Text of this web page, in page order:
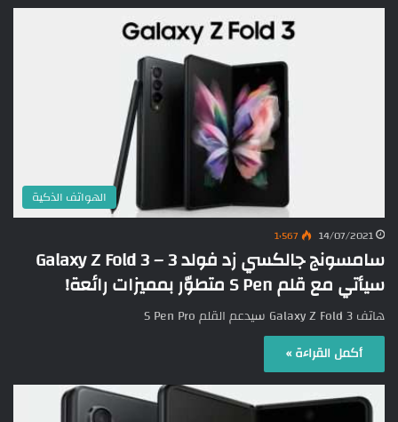
الهواتف الذكية
14/07/2021 1٬567
سامسونج جالكسي زد فولد 3 – Galaxy Z Fold 3
سيأتي مع قلم S Pen متطوّر بمميزات رائعة!
هاتف Galaxy Z Fold 3 سيدعم القلم S Pen Pro
أكمل القراءة »